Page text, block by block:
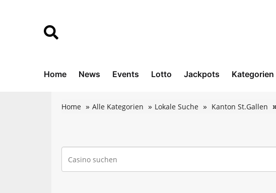
Home News Events Lotto Jackpots Kategorien
Home Alle Kategorien Lokale Suche Kanton St.Gallen